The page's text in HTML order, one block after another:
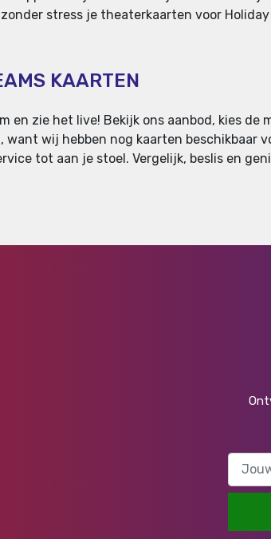
stress je theaterkaarten voor
KAARTEN
en zie het live! Bekijk ons aanbod, kies
wij hebben nog kaarten beschikbaar
tot aan je stoel. Vergelijk, beslis en